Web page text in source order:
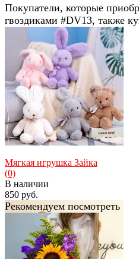
Покупатели, которые
гвоздиками #DV13, также
Мягкая игрушка Зайка
(0)
В наличии
850 руб.
Рекомендуем посмотреть